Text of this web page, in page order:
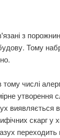
з
будову. Тому
числі
утворення
скарг у
переходить